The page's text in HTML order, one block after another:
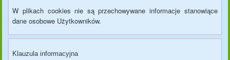
W plikach cookies nie są przechowywane informacje stanowiące
dane osobowe Użytkowników.
Klauzula informacyjna